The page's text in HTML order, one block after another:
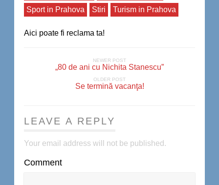
Sport in Prahova Stiri Turism in Prahova
Aici poate fi reclama ta!
NEWER POST
„80 de ani cu Nichita Stanescu”
OLDER POST
Se termină vacanţa!
LEAVE A REPLY
Your email address will not be published.
Comment